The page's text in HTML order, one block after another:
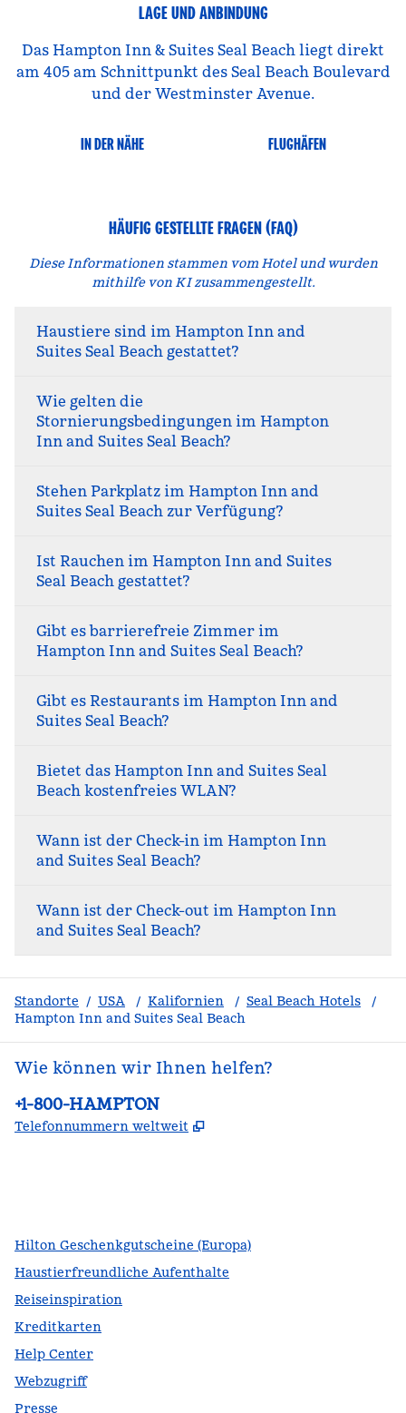
LAGE UND ANBINDUNG
Das Hampton Inn & Suites Seal Beach liegt direkt
am 405 am Schnittpunkt des Seal Beach Boulevard
und der Westminster Avenue.
IN DER NÄHE FLUGHÄFEN
HÄUFIG GESTELLTE FRAGEN (FAQ)
Diese Informationen stammen vom Hotel und wurden
mithilfe von KI zusammengestellt.
Haustiere sind im Hampton Inn and
Suites Seal Beach gestattet?
Wie gelten die
Stornierungsbedingungen im Hampton
Inn and Suites Seal Beach?
Stehen Parkplatz im Hampton Inn and
Suites Seal Beach zur Verfügung?
Ist Rauchen im Hampton Inn and Suites
Seal Beach gestattet?
Gibt es barrierefreie Zimmer im
Hampton Inn and Suites Seal Beach?
Gibt es Restaurants im Hampton Inn and
Suites Seal Beach?
Bietet das Hampton Inn and Suites Seal
Beach kostenfreies WLAN?
Wann ist der Check-in im Hampton Inn
and Suites Seal Beach?
Wann ist der Check-out im Hampton Inn
and Suites Seal Beach?
Standorte / USA / Kalifornien / Seal Beach Hotels
/
Hampton Inn and Suites Seal Beach
Wie können wir Ihnen helfen?
Telefon:
+1-800-HAMPTON
Telefonnummern weltweit ,
Hilton Geschenkgutscheine (Europa)
Haustierfreundliche Aufenthalte
Reiseinspiration
Kreditkarten
Help Center
Webzugriff
Presse